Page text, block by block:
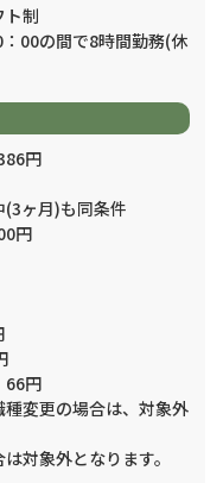
ト制
00の間で8時間勤務(休
円
ヶ月)も同条件
円
66円
変更の場合は、対象外
対象外となります。